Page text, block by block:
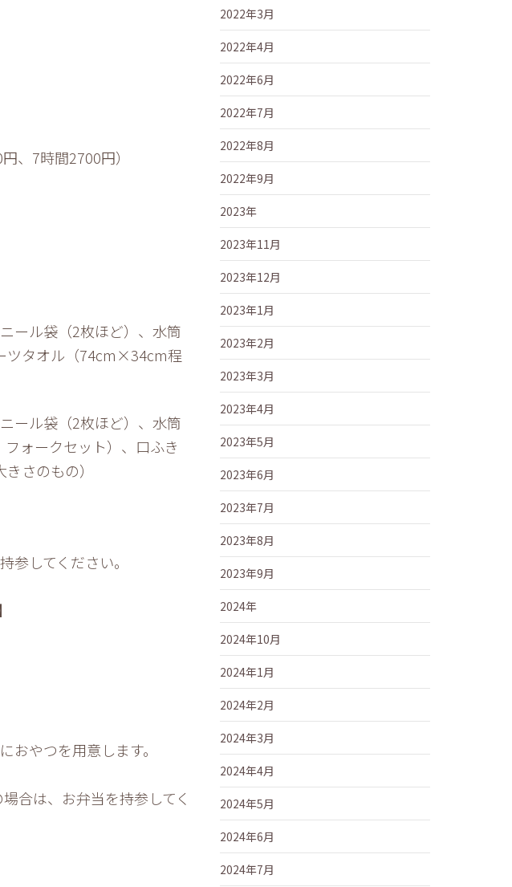
、7時間2700円）
ール袋（2枚ほど）、水筒
ツタオル（74cm×34cm程
ール袋（2枚ほど）、水筒
ォークセット）、口ふき
さのもの）
してください。
やつを用意します。
合は、お弁当を持参してく
2022年3月
2022年4月
2022年6月
2022年7月
2022年8月
2022年9月
2023年
2023年11月
2023年12月
2023年1月
2023年2月
2023年3月
2023年4月
2023年5月
2023年6月
2023年7月
2023年8月
2023年9月
2024年
2024年10月
2024年1月
2024年2月
2024年3月
2024年4月
2024年5月
2024年6月
2024年7月